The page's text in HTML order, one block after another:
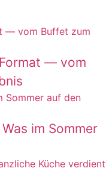
— vom
im Sommer